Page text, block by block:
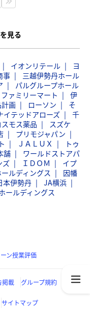
見る
イオンリテール
ヨ
事
三越伊勢丹ホール
パルグループホール
ファミリーマート
伊
計画 ローソン
そ
イテッドアローズ
千
スモス薬品
スズケ
プリモジャパン
ＪＡＬＵＸ
トゥ
舗
ワールドストアパ
ズ ＩＤＯＭ
イプ
ルディングス
因幡
本伊勢丹
JA横浜
ールディングス
ン授業評価
掲載
グループ規約
サイトマップ